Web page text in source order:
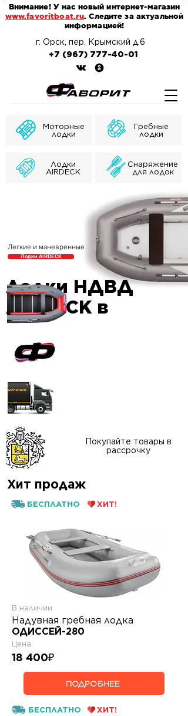
г. Орск, пер. Крымский д.6
+7 (967) 777-40-01
Внимание! У нас новый интернет-магазин
www.favoritboat.ru. Следите за актуальной
информацией!
Моторные
лодки
Гребные
лодки
Лодки
AIRDECK
Снаряжение
для лодок
Легкие и маневренные
Лодки AIRDECK
Лодки НДВД
AIRDECK в
Гарантия
Покупайте товары в
рассрочку
Хит продаж
Надувная гребная лодка
ОДИССЕЙ-280
В наличии
Цена
18 400₽
БЕСПЛАТНО ХИТ!
ПОДРОБНЕЕ
БЕСПЛАТНО ХИТ!